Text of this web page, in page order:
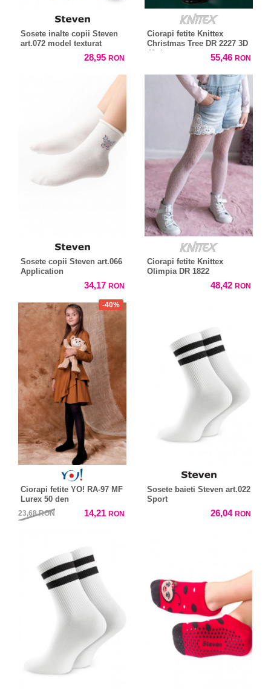
Sosete inalte copii Steven
art.072 model texturat
28,95 RON
Ciorapi fetite Knittex
Christmas Tree DR 2227 3D
40 den
55,46 RON
Sosete copii Steven art.066
Application
34,17 RON
Ciorapi fetite Knittex
Olimpia DR 1822
48,42 RON
-40%
Ciorapi fetite YO! RA-97 MF
Lurex 50 den
23,68RON 14,21 RON
Sosete baieti Steven art.022
Sport
26,04 RON